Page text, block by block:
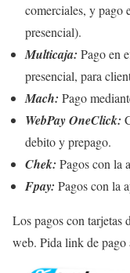
comerciales, y pago
presencial).
Multicaja: Pago en
presencial, para
Mach: Pago
WebPay OneClick:
debito y prepago.
Chek: Pagos con la
Fpay: Pagos con la
Los pagos con tarjetas
web. Pida link de